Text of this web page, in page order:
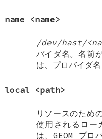
name <name>
/dev/hast/
バイダ名。名前
は、プロバイダ名
local <path>
リソースのため
使用されるロー
は、GEOM プロ